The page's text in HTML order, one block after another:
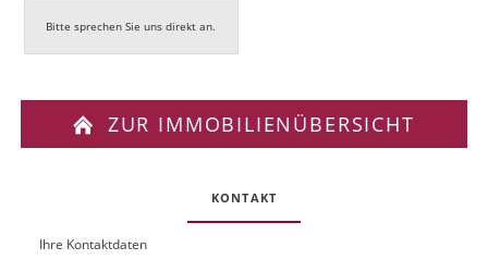
Bitte sprechen Sie uns direkt an.
ZUR IMMOBILIENÜBERSICHT
KONTAKT
OUIhre Kontaktdaten